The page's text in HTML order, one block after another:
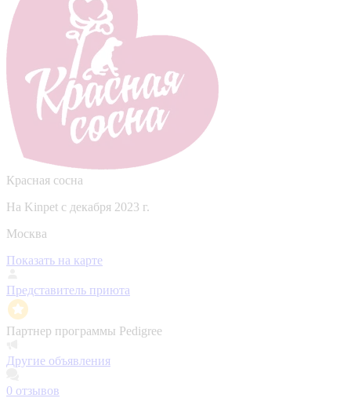
Красная сосна
На Kinpet c декабря 2023 г.
Москва
Показать на карте
Представитель приюта
Партнер программы Pedigree
Другие объявления
0 отзывов